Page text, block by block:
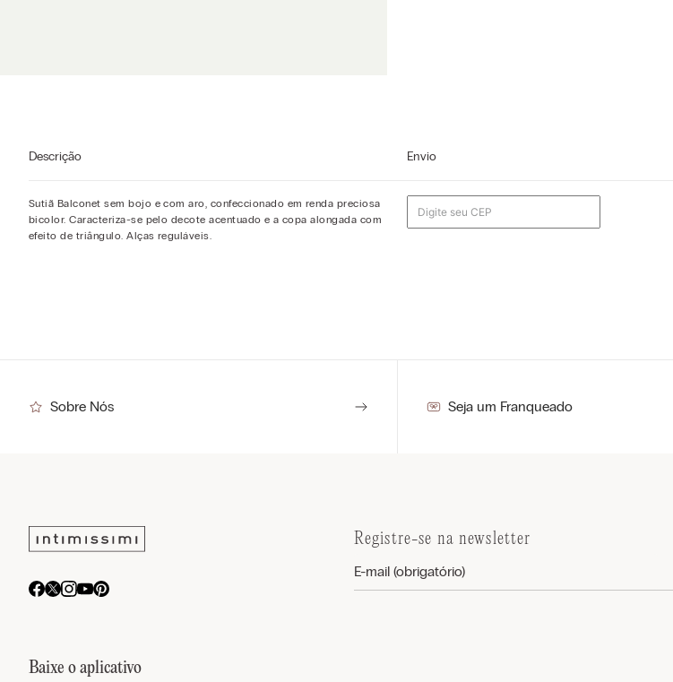
Descrição
Sutiã Balconet sem bojo e com aro, confeccionado em renda preciosa
bicolor. Caracteriza-se pelo decote acentuado e a copa alongada com
efeito de triângulo. Alças reguláveis.
Envio
Sobre Nós Seja um Franqueado
Baixe o aplicativo
Registre-se na newsletter